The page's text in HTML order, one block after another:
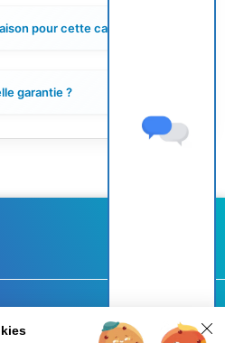
pour cette cartouche ?
garantie ?